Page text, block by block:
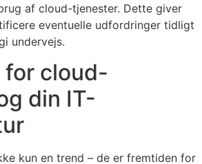
af cloud-tjenester. Dette giver
eventuelle udfordringer tidligt
undervejs.
for cloud-
din IT-
kun en trend – de er fremtiden for